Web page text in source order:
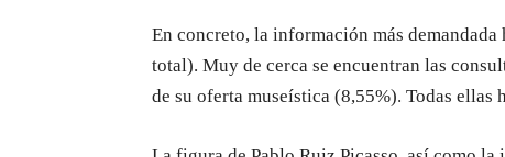
En concreto, la información más
total). Muy de cerca se encuentran las
de su oferta museística (8,55%). Todas ellas